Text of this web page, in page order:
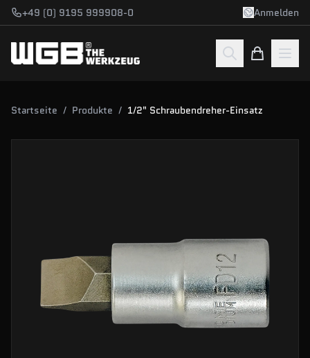
Zum Hauptinhalt springen
+49 (0) 9195 999908-0 Anmelden
Startseite / Produkte / 1/2" Schraubendreher-Einsatz